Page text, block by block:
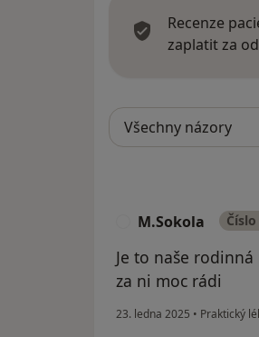
Recenze
zaplatit za
M.Sokola
Je to naše
za ni moc rádi
23. ledna 2025 • Praktický